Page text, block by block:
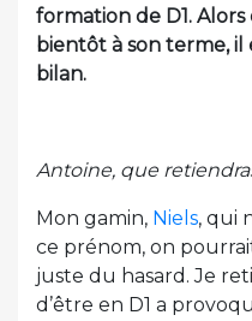
formation de D1.
bientôt à son terme,
bilan.
Antoine, que
Mon gamin, Niels, qui
ce prénom, on
juste du hasard. Je
d’être en D1 a